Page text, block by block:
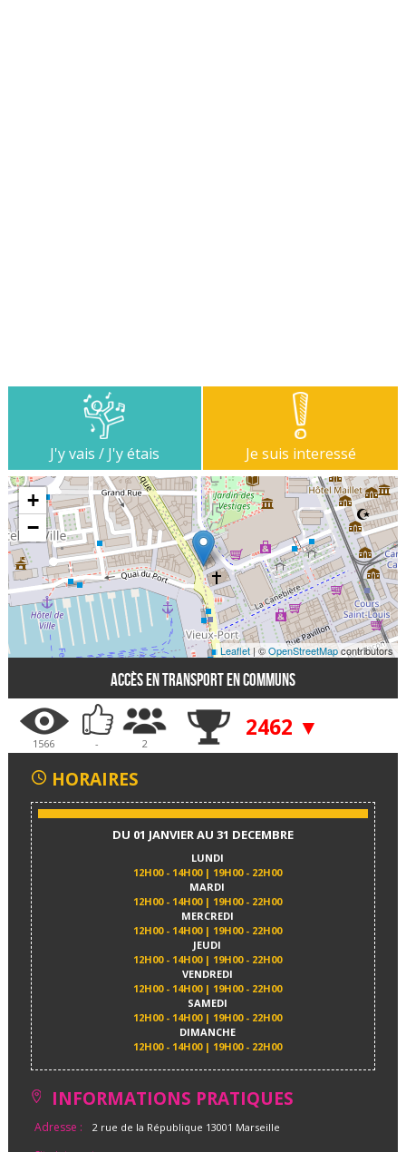
J'y vais / J'y étais Je suis interessé
+
−
Leaflet | ©OpenStreetMapcontributors
Accès en transport en communs
1566 - 2
2462 ▼
HORAIRES
DU 01 JANVIER AU 31 DECEMBRE
LUNDI
12H00 - 14H00 | 19H00 - 22H00
MARDI
12H00 - 14H00 | 19H00 - 22H00
MERCREDI
12H00 - 14H00 | 19H00 - 22H00
JEUDI
12H00 - 14H00 | 19H00 - 22H00
VENDREDI
12H00 - 14H00 | 19H00 - 22H00
SAMEDI
12H00 - 14H00 | 19H00 - 22H00
DIMANCHE
12H00 - 14H00 | 19H00 - 22H00
INFORMATIONS PRATIQUES
Adresse : 2 rue de la République 13001 Marseille